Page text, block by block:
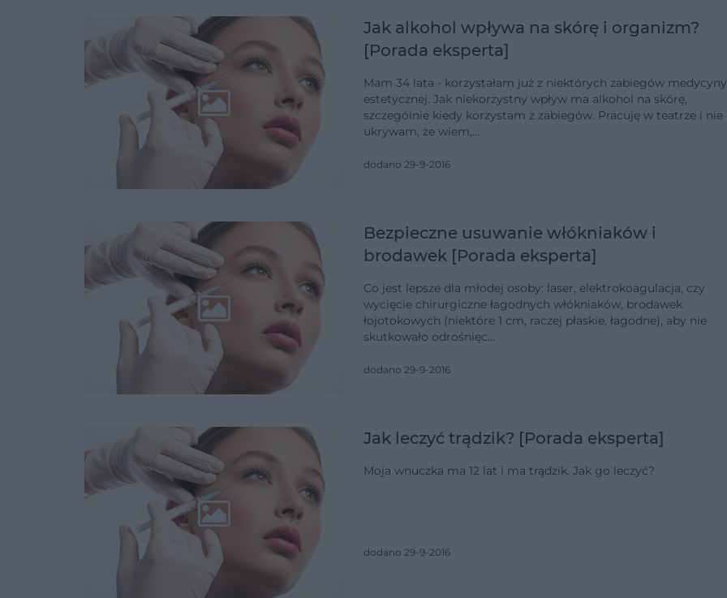
Jak alkohol wpływa na skórę i organizm?
[Porada eksperta]
Mam 34 lata - korzystałam już z niektórych zabiegów medycyny
estetycznej. Jak niekorzystny wpływ ma alkohol na skórę,
szczególnie kiedy korzystam z zabiegów. Pracuję w teatrze i nie
ukrywam, że wiem,…
dodano 29-9-2016
Bezpieczne usuwanie włókniaków i
brodawek [Porada eksperta]
Co jest lepsze dla młodej osoby: laser, elektrokoagulacja, czy
wycięcie chirurgiczne łagodnych włókniaków, brodawek
łojotokowych (niektóre 1 cm, raczej płaskie, łagodne), aby nie
skutkowało odrośnięc…
dodano 29-9-2016
Jak leczyć trądzik? [Porada eksperta]
Moja wnuczka ma 12 lat i ma trądzik. Jak go leczyć?
dodano 29-9-2016